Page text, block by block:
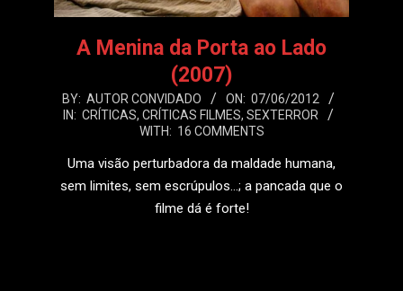
A Menina da Porta ao Lado
(2007)
2012-
06-
BY: AUTOR CONVIDADO ON: 07/06/2012
IN: CRÍTICAS, CRÍTICAS FILMES, SEXTERROR
WITH: 16 COMMENTS
Uma visão perturbadora da maldade humana,
sem limites, sem escrúpulos…; a pancada que o
filme dá é forte!